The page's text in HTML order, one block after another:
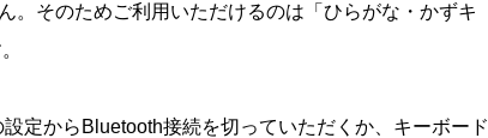
。そのためご利用いただけるのは「ひらがな・かずキ
定からBluetooth接続を切っていただくか、キーボード